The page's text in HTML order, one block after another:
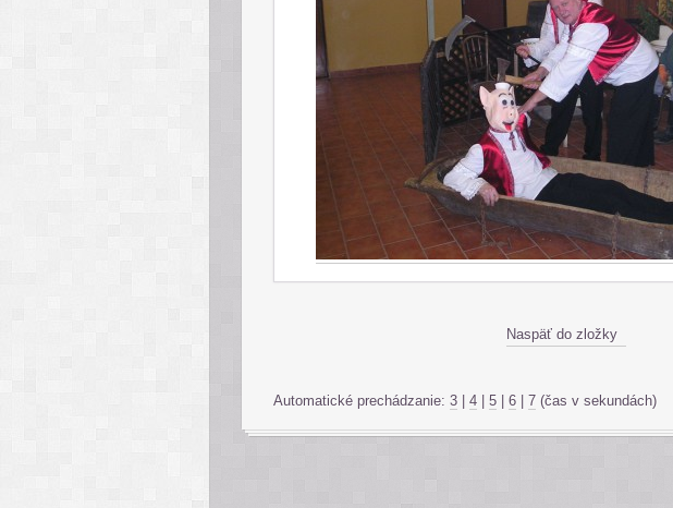
Naspäť do zložky
Automatické prechádzanie: 3 4 5 6 7 (čas v sekundách)